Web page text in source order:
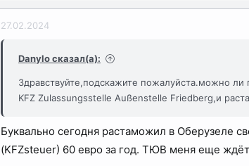
27.02.2024
Danylo сказал(а):
Здравствуйте,подскажите пожалуйста.можно
KFZ Zulassungsstelle Außenstelle Friedberg,и
Буквально сегодня растаможил в Оберузеле
(KFZsteuer) 60 евро за год. ТЮВ меня еще